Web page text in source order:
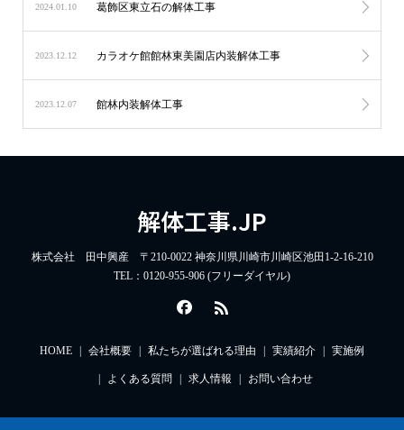
2024.01.10 葛飾区東立石の解体工事
2023.12.12 カラオケ館館林東美園店内装解体工事
2023.12.07 館林内装解体工事
解体工事.JP
株式会社 田中興産 〒210-0022 神奈川県川崎市川崎区池田1-2-16-210
TEL：0120-955-906 (フリーダイヤル)
HOME 会社概要 私たちが選ばれる理由 実績紹介 実施例
よくある質問 求人情報 お問い合わせ